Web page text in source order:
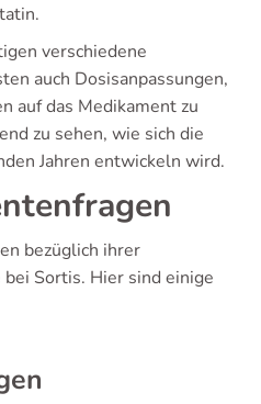
verschiedene
auch Dosisanpassungen,
auf das Medikament zu
zu sehen, wie sich die
Jahren entwickeln wird.
bezüglich ihrer
Sortis. Hier sind einige